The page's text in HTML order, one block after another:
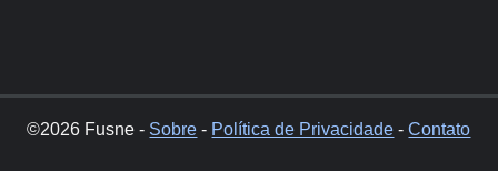
©2026 Fusne - Sobre - Política de Privacidade -Contato